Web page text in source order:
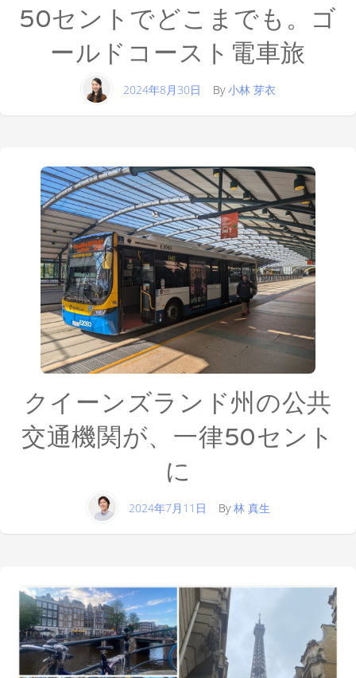
50セントでどこまでも。ゴ
ールドコースト電車旅
2024年8月30日 By小林 芽衣
クイーンズランド州の公共
交通機関が、一律50セント
に
2024年7月11日 By林 真生